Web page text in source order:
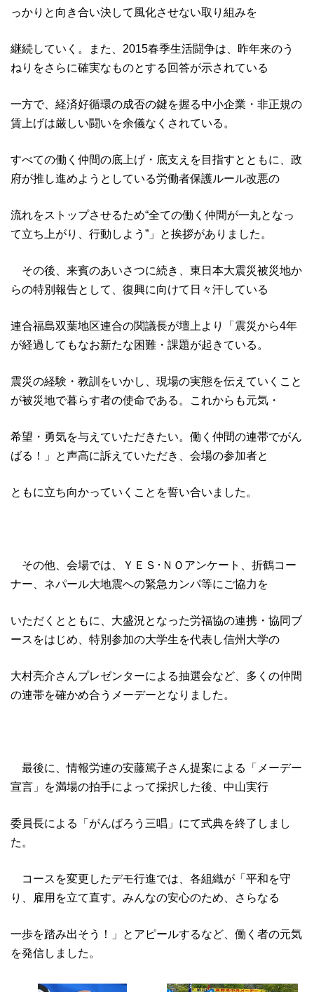
っかりと向き合い決して風化させない取り組みを
継続していく。また、2015春季生活闘争は、昨年来のう
ねりをさらに確実なものとする回答が示されている
一方で、経済好循環の成否の鍵を握る中小企業・非正規の
賃上げは厳しい闘いを余儀なくされている。
すべての働く仲間の底上げ・底支えを目指すとともに、政
府が推し進めようとしている労働者保護ルール改悪の
流れをストップさせるため“全ての働く仲間が一丸となっ
て立ち上がり、行動しよう”」と挨拶がありました。
その後、来賓のあいさつに続き、東日本大震災被災地か
らの特別報告として、復興に向けて日々汗している
連合福島双葉地区連合の関議長が壇上より「震災から4年
が経過してもなお新たな困難・課題が起きている。
震災の経験・教訓をいかし、現場の実態を伝えていくこと
が被災地で暮らす者の使命である。これからも元気・
希望・勇気を与えていただきたい。働く仲間の連帯でがん
ばる！」と声高に訴えていただき、会場の参加者と
ともに立ち向かっていくことを誓い合いました。
その他、会場では、ＹＥＳ･ＮＯアンケート、折鶴コー
ナー、ネパール大地震への緊急カンパ等にご協力を
いただくとともに、大盛況となった労福協の連携・協同ブ
ースをはじめ、特別参加の大学生を代表し信州大学の
大村亮介さんプレゼンターによる抽選会など、多くの仲間
の連帯を確かめ合うメーデーとなりました。
最後に、情報労連の安藤篤子さん提案による「メーデー
宣言」を満場の拍手によって採択した後、中山実行
委員長による「がんばろう三唱」にて式典を終了しまし
た。
コースを変更したデモ行進では、各組織が「平和を守
り、雇用を立て直す。みんなの安心のため、さらなる
一歩を踏み出そう！」とアピールするなど、働く者の元気
を発信しました。